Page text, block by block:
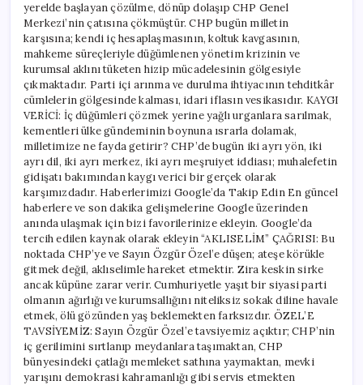
yerelde başlayan çözülme, dönüp dolaşıp CHP Genel
Merkezi’nin çatısına çökmüştür. CHP bugün milletin
karşısına; kendi iç hesaplaşmasının, koltuk kavgasının,
mahkeme süreçleriyle düğümlenen yönetim krizinin ve
kurumsal aklını tüketen hizip mücadelesinin gölgesiyle
çıkmaktadır. Parti içi arınma ve durulma ihtiyacının tehditkâr
cümlelerin gölgesinde kalması, idari iflasın vesikasıdır. KAYGI
VERİCİ: İç düğümleri çözmek yerine yağlı urganlara sarılmak,
kementleri ülke gündeminin boynuna ısrarla dolamak,
milletimize ne fayda getirir? CHP’de bugün iki ayrı yön, iki
ayrı dil, iki ayrı merkez, iki ayrı meşruiyet iddiası; muhalefetin
gidişatı bakımından kaygı verici bir gerçek olarak
karşımızdadır. Haberlerimizi Google’da Takip Edin En güncel
haberlere ve son dakika gelişmelerine Google üzerinden
anında ulaşmak için bizi favorilerinize ekleyin. Google’da
tercih edilen kaynak olarak ekleyin “AKLISELİM” ÇAĞRISI: Bu
noktada CHP’ye ve Sayın Özgür Özel’e düşen; ateşe körükle
gitmek değil, aklıselimle hareket etmektir. Zira keskin sirke
ancak küpüne zarar verir. Cumhuriyetle yaşıt bir siyasi parti
olmanın ağırlığı ve kurumsallığını niteliksiz sokak diline havale
etmek, ölü gözünden yaş beklemekten farksızdır. ÖZEL’E
TAVSİYEMİZ: Sayın Özgür Özel’e tavsiyemiz açıktır; CHP’nin
iç gerilimini sırtlanıp meydanlara taşımaktan, CHP
bünyesindeki çatlağı memleket sathına yaymaktan, mevki
yarışını demokrasi kahramanlığı gibi servis etmekten